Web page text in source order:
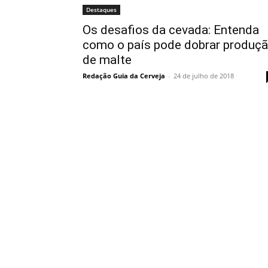
Destaques
Os desafios da cevada: Entenda
como o país pode dobrar
de malte
Redação Guia da Cerveja - 24 de julho de 2018